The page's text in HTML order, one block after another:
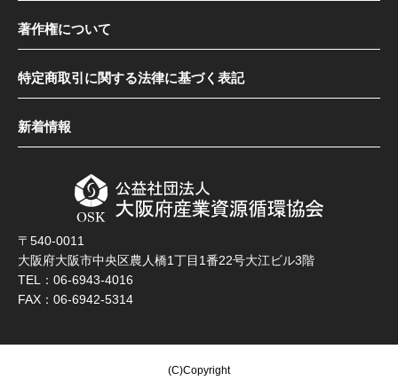
著作権について
特定商取引に関する法律に基づく表記
新着情報
〒540-0011
大阪府大阪市中央区農人橋1丁目1番22号大江ビル3階
TEL：06-6943-4016
FAX：06-6942-5314
(C)Copyright